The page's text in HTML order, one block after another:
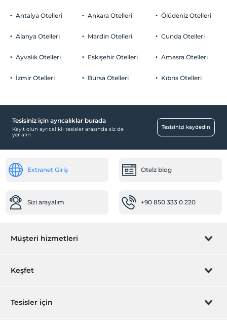
Antalya Otelleri
Alanya Otelleri
Ayvalık Otelleri
İzmir Otelleri
Ankara Otelleri
Mardin Otelleri
Eskişehir Otelleri
Bursa Otelleri
Ölüdeniz Otelleri
Cunda Otelleri
Amasra Otelleri
Kıbrıs Otelleri
Tesisiniz için ayrıcalıklar burada
Kayıt olun ayrıcalıklı tesisler arasında siz de
yer alın
Tesisinizi kaydedin
Extranet Giriş Otelz blog
Sizi arayalım +90 850 333 0 220
Müşteri hizmetleri
Rezervasyon yönet
Keşfet
Hediye Kart
Tesisler için